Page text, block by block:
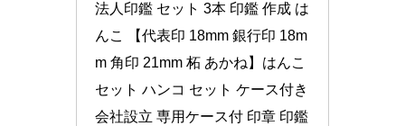
法人印鑑 セット 3本 印鑑 作成 は
んこ 【代表印 18mm 銀行印 18m
m 角印 21mm 柘 あかね】はんこ
セット ハンコ セット ケース付き
会社設立 専用ケース付 印章 印鑑